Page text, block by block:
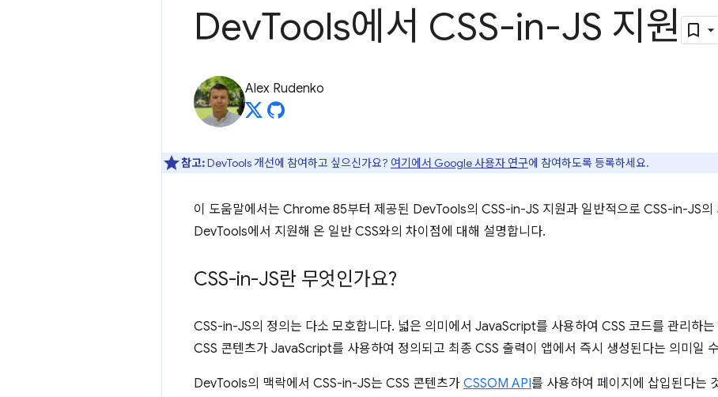
DevTools에서 CSS-in-JS 지원
Alex Rudenko
참고:DevTools 개선에 참여하고 싶으신가요? 여기에서 Google 사용자 연구에 참여하도록 등록하세요.
이 도움말에서는 Chrome 85부터 제공된 DevTools의 CSS-in-JS 지원과 일반적으로 CSS-in-JS의
DevTools에서 지원해 온 일반 CSS와의 차이점에 대해 설명합니다.
CSS-in-JS란 무엇인가요?
CSS-in-JS의 정의는 다소 모호합니다. 넓은 의미에서 JavaScript를 사용하여 CSS 코드를 관리하는
CSS 콘텐츠가 JavaScript를 사용하여 정의되고 최종 CSS 출력이 앱에서 즉시 생성된다는 의미일
DevTools의 맥락에서 CSS-in-JS는 CSS 콘텐츠가 CSSOM API를 사용하여 페이지에 삽입된다는